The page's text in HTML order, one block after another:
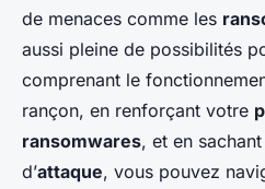
de menaces comme les
aussi pleine de possibilités
comprenant le
rançon, en renforçant votre
ransomwares, et en sachant
d’attaque, vous pouvez